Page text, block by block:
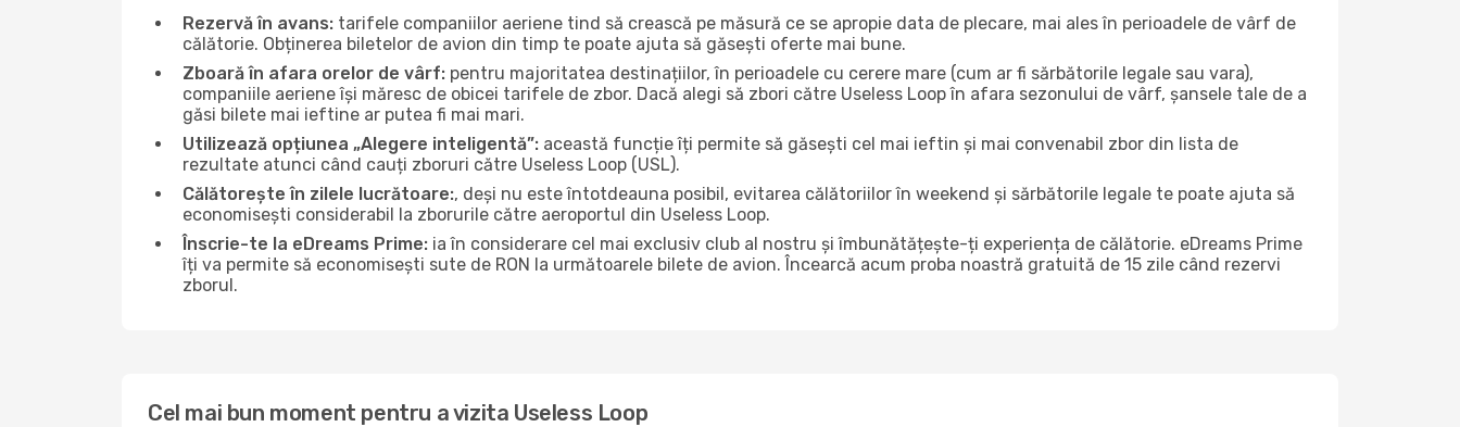
Rezervă în avans: tarifele companiilor aeriene tind să crească pe măsură ce se apropie data de plecare, mai ales în perioadele de vârf de
călătorie. Obținerea biletelor de avion din timp te poate ajuta să găsești oferte mai bune.
Zboară în afara orelor de vârf: pentru majoritatea destinațiilor, în perioadele cu cerere mare (cum ar fi sărbătorile legale sau vara),
companiile aeriene își măresc de obicei tarifele de zbor. Dacă alegi să zbori către Useless Loop în afara sezonului de vârf, șansele tale de a
găsi bilete mai ieftine ar putea fi mai mari.
Utilizează opțiunea „Alegere inteligentă”: această funcție îți permite să găsești cel mai ieftin și mai convenabil zbor din lista de
rezultate atunci când cauți zboruri către Useless Loop (USL).
Călătorește în zilele lucrătoare:, deși nu este întotdeauna posibil, evitarea călătoriilor în weekend și sărbătorile legale te poate ajuta să
economisești considerabil la zborurile către aeroportul din Useless Loop.
Înscrie-te la eDreams Prime: ia în considerare cel mai exclusiv club al nostru și îmbunătățește-ți experiența de călătorie. eDreams Prime
îți va permite să economisești sute de RON la următoarele bilete de avion. Încearcă acum proba noastră gratuită de 15 zile când rezervi
zborul.
Cel mai bun moment pentru a vizita Useless Loop